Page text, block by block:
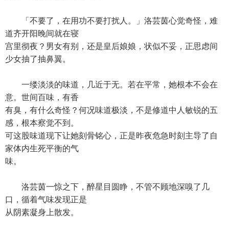
「不要了，在用功不要打扰人。」洛芸茵心觉奇怪，难
道齐开阳晚间就在寝
宫里彻夜？男女有别，还是皇后娘娘，状似不妥，正思虑间
少女抽了抽鼻翼。
一缕淡淡的味道，几近于无。若在平常，她根本不会在
意。世间百味，有香
有臭，有什么奇怪？何况味道极淡，不是修道中人敏锐的五
感，根本察觉不到。
可这股味道现下让她刻骨铭心，正是昨夜危急时刻主导了自
家体内生死平衡的气
味。
洛芸茵一惊之下，醉星目圆睁，不管不顾地深嗅了几
口，循着气味发现正是
从阴素凝身上散发。